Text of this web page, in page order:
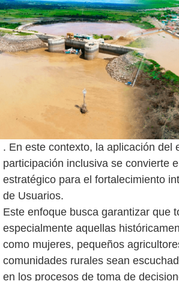
. En este contexto, la aplicación del
participación inclusiva se convierte
estratégico para el fortalecimiento
de Usuarios.
Este enfoque busca garantizar que
especialmente aquellas
como mujeres, pequeños
comunidades rurales sean
en los procesos de toma de